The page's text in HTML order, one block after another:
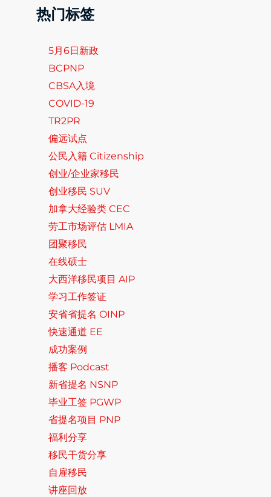
热门标签
5月6日新政
BCPNP
CBSA入境
COVID-19
TR2PR
偏远试点
公民入籍 Citizenship
创业/企业家移民
创业移民 SUV
加拿大经验类 CEC
劳工市场评估 LMIA
团聚移民
在线硕士
大西洋移民项目 AIP
学习工作签证
安省省提名 OINP
快速通道 EE
成功案例
播客 Podcast
新省提名 NSNP
毕业工签 PGWP
省提名项目 PNP
福利分享
移民干货分享
自雇移民
讲座回放